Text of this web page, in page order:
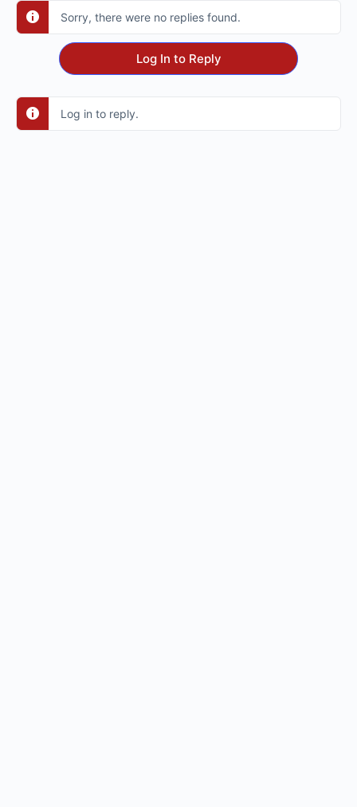
Sorry, there were no replies found.
Log In to Reply
Log in to reply.